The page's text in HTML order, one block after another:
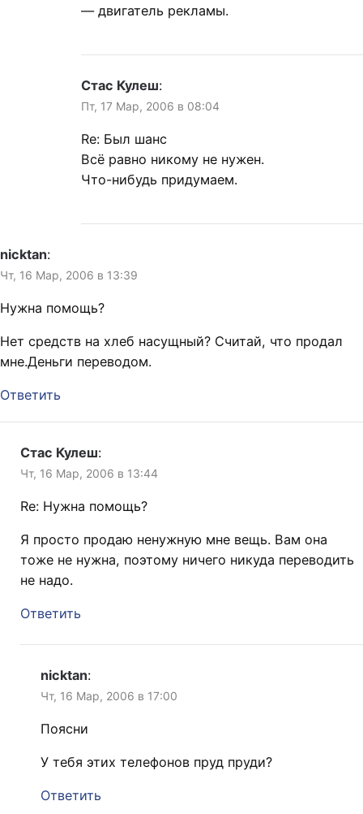
— двигатель рекламы.
Стас Кулеш:
Пт, 17 Мар, 2006 в 08:04
Re: Был шанс
Всё равно никому не нужен.
Что-нибудь придумаем.
nicktan:
Чт, 16 Мар, 2006 в 13:39
Нужна помощь?
Нет средств на хлеб насущный? Считай, что продал
мне.Деньги переводом.
Ответить
Стас Кулеш:
Чт, 16 Мар, 2006 в 13:44
Re: Нужна помощь?
Я просто продаю ненужную мне вещь. Вам она
тоже не нужна, поэтому ничего никуда переводить
не надо.
Ответить
nicktan:
Чт, 16 Мар, 2006 в 17:00
Поясни
У тебя этих телефонов пруд пруди?
Ответить